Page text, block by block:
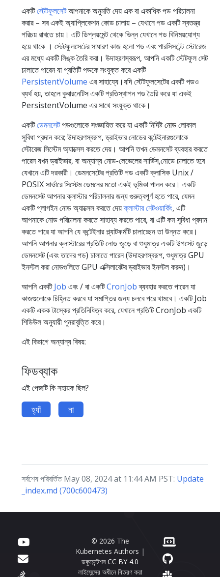
একটিস্টেটফুলসেটআপনাকে অনুমতি দেয় এক বা একাধিক পড পরিচালনা
করার – সব একই অ্যাপ্লিকেশন কোড চালায় – যেখানে পড একটি স্বতন্ত্র
পরিচয় রাখতে চায়। এটি ডিপ্লয়মেন্ট থেকে ভিন্ন যেখানে পড বিনিময়যোগ্য
হয়ে থাকে । স্টেটফুলসেটের সাধারণ কাজ হলো পড এবং পারসিসটেন্ট স্টোরেজ
এর মধ্যে একটি লিঙ্ক তৈরি করা। উদাহরণস্বরূপ, আপনি একটি স্টেটফুল সেট
চালাতে পারেন যা প্রতিটি পডকে সংযুক্ত করে একটি
PersistentVolume এর সাহায্যে।যদি স্টেটফুলসেটের একটি পডও
ব্যর্থ হয়, তাহলে কুবারনেটিস একটি প্রতিস্থাপন পড তৈরি করে যা একই
PersistentVolume এর সাথে সংযুক্ত থাকে।
একটিডেমনসেটপডগুলোকে সংজ্ঞায়িত করে যা একটি নির্দিষ্টনোডলোকাল
সুবিধা প্রদান করে; উদাহরণস্বরূপ, ড্রাইভার নোডের কন্টেইনারগুলোকে
স্টোরেজ সিস্টেম অ্যাক্সেস করতে দেয়। আপনি তখন ডেমনসেট ব্যবহার করতে
পারেন যখন ড্রাইভার, বা অন্যান্য নোড-লেভেলের সার্ভিস,নোডে চালাতে হবে
যেখানে এটি দরকারী। ডেমনসেটের প্রতিটি পড একটি ক্লাসিক Unix /
POSIX সার্ভারে সিস্টেম ডেমনের মতো একই ভূমিকা পালন করে। একটি
ডেমনসেট আপনার ক্লাস্টার পরিচালনার জন্য গুরুত্বপূর্ণ হতে পারে, যেমন
একটি প্লাগইন নোড অ্যাক্সেস করতে দেয়ক্লাস্টার নেটওয়ার্কিং, এটি
আপনাকে নোড পরিচালনা করতে সাহায্য করতে পারে, বা এটি কম সুবিধা প্রদান
করতে পারে যা আপনি যে কন্টেইনার প্ল্যাটফর্মটি চালাচ্ছেন তা উন্নত করে।
আপনি আপনার ক্লাস্টারের প্রতিটি নোড জুড়ে বা শুধুমাত্র একটি উপসেট জুড়ে
ডেমনসেট (এবং তাদের পড) চালাতে পারেন (উদাহরণস্বরূপ, শুধুমাত্র GPU
ইনস্টল করা নোডগুলিতে GPU এক্সিলারেটর ড্রাইভার ইনস্টল করুন)।
আপনি একটিJob এবং / বা একটিCronJobব্যবহার করতে পারেন যা
কাজগুলোকে চিহ্নিত করবে যা সমাপ্তির জন্য চলবে পরে থামবে। একটি Job
একটি একক টাস্কের প্রতিনিধিত্ব করে, যেখানে প্রতিটি CronJob একটি
শিডিউল অনুযায়ী পুনরাবৃত্তি করে।
এই বিভাগে অন্যান্য বিষয়:
ফিডব্যাক
এই পেজটি কি সহায়ক ছিল?
হ্যাঁ না
সর্বশেষ পরিবর্তিত May 08, 2024 at 11:44 AM PST: Update
_index.md (700c600473)
© 2026 The
Kubernetes Authors |
ডকুমেন্টেশনCC BY 4.0
লাইসেন্সের অধীনে বিতরণ করা